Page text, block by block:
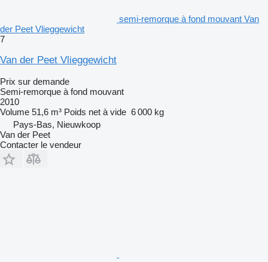
semi-remorque à fond mouvant Van
der Peet Vlieggewicht
7
Van der Peet Vlieggewicht
Prix sur demande
Semi-remorque à fond mouvant
2010
Volume 51,6 m³ Poids net à vide 6 000 kg
Pays-Bas, Nieuwkoop
Van der Peet
Contacter le vendeur